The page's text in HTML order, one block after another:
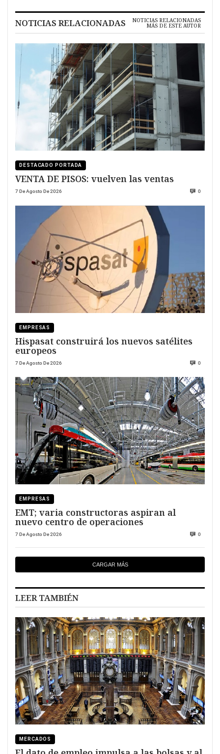
NOTICIAS RELACIONADAS NOTICIAS RELACIONADAS
MÁS DE ESTE AUTOR
DESTACADO PORTADA
VENTA DE PISOS: vuelven las ventas
7 De Agosto De 2026 0
EMPRESAS
Hispasat construirá los nuevos satélites
europeos
7 De Agosto De 2026 0
EMPRESAS
EMT; varia constructoras aspiran al
nuevo centro de operaciones
7 De Agosto De 2026 0
CARGAR MÁS
LEER TAMBIÉN
MERCADOS